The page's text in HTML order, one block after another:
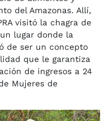
del Amazonas. Allí,
visitó la chagra de
lugar donde la
de ser un concepto
que le garantiza
de ingresos a 24
Mujeres de